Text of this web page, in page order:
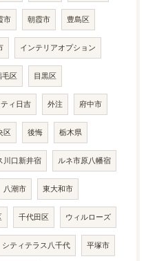
市 朝霞市 豊島区
インテリアオプション
毛区 目黒区
ィ日吉 外注 府中市
区 後悔 栃木県
川口新井宿 ルネ市原八幡宿
八潮市 東大和市
千代田区 ウィルローズ
シティテラス八千代 平塚市